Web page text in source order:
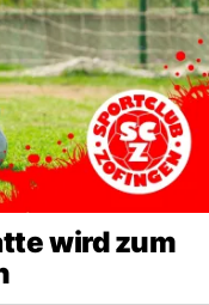
wird zum